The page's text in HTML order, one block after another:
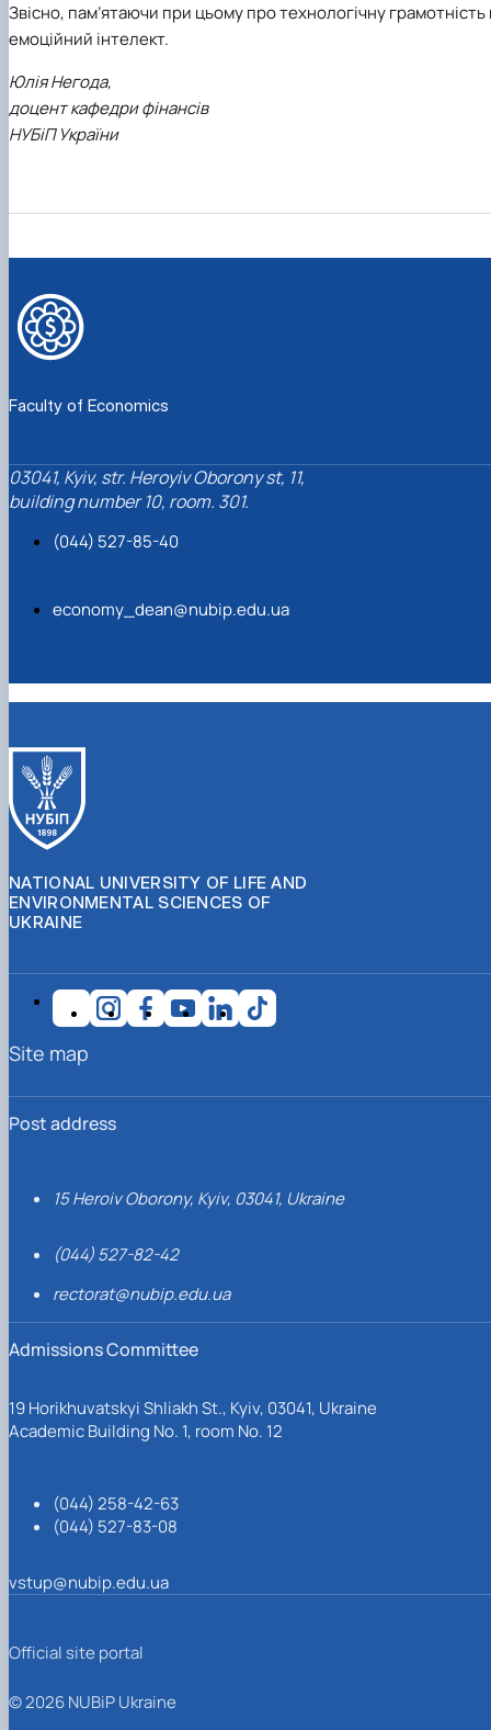
Звісно, пам’ятаючи при цьому про технологічну грамотність
емоційний інтелект.
Юлія Негода,
доцент кафедри фінансів
НУБіП України
Faculty of Economics
03041, Kyiv, str. Heroyiv Oborony st, 11,
building number 10, room. 301.
(044) 527-85-40
economy_dean@nubip.edu.ua
NATIONAL UNIVERSITY OF LIFE AND
ENVIRONMENTAL SCIENCES OF
UKRAINE
Post address
15 Heroiv Oborony, Kyiv, 03041, Ukraine
(044) 527-82-42
rectorat@nubip.edu.ua
Admissions Committee
19 Horikhuvatskyi Shliakh St., Kyiv, 03041, Ukraine
Academic Building No. 1, room No. 12
(044) 258-42-63
(044) 527-83-08
vstup@nubip.edu.ua
Site map
Official site portal
© 2026 NUBiP Ukraine